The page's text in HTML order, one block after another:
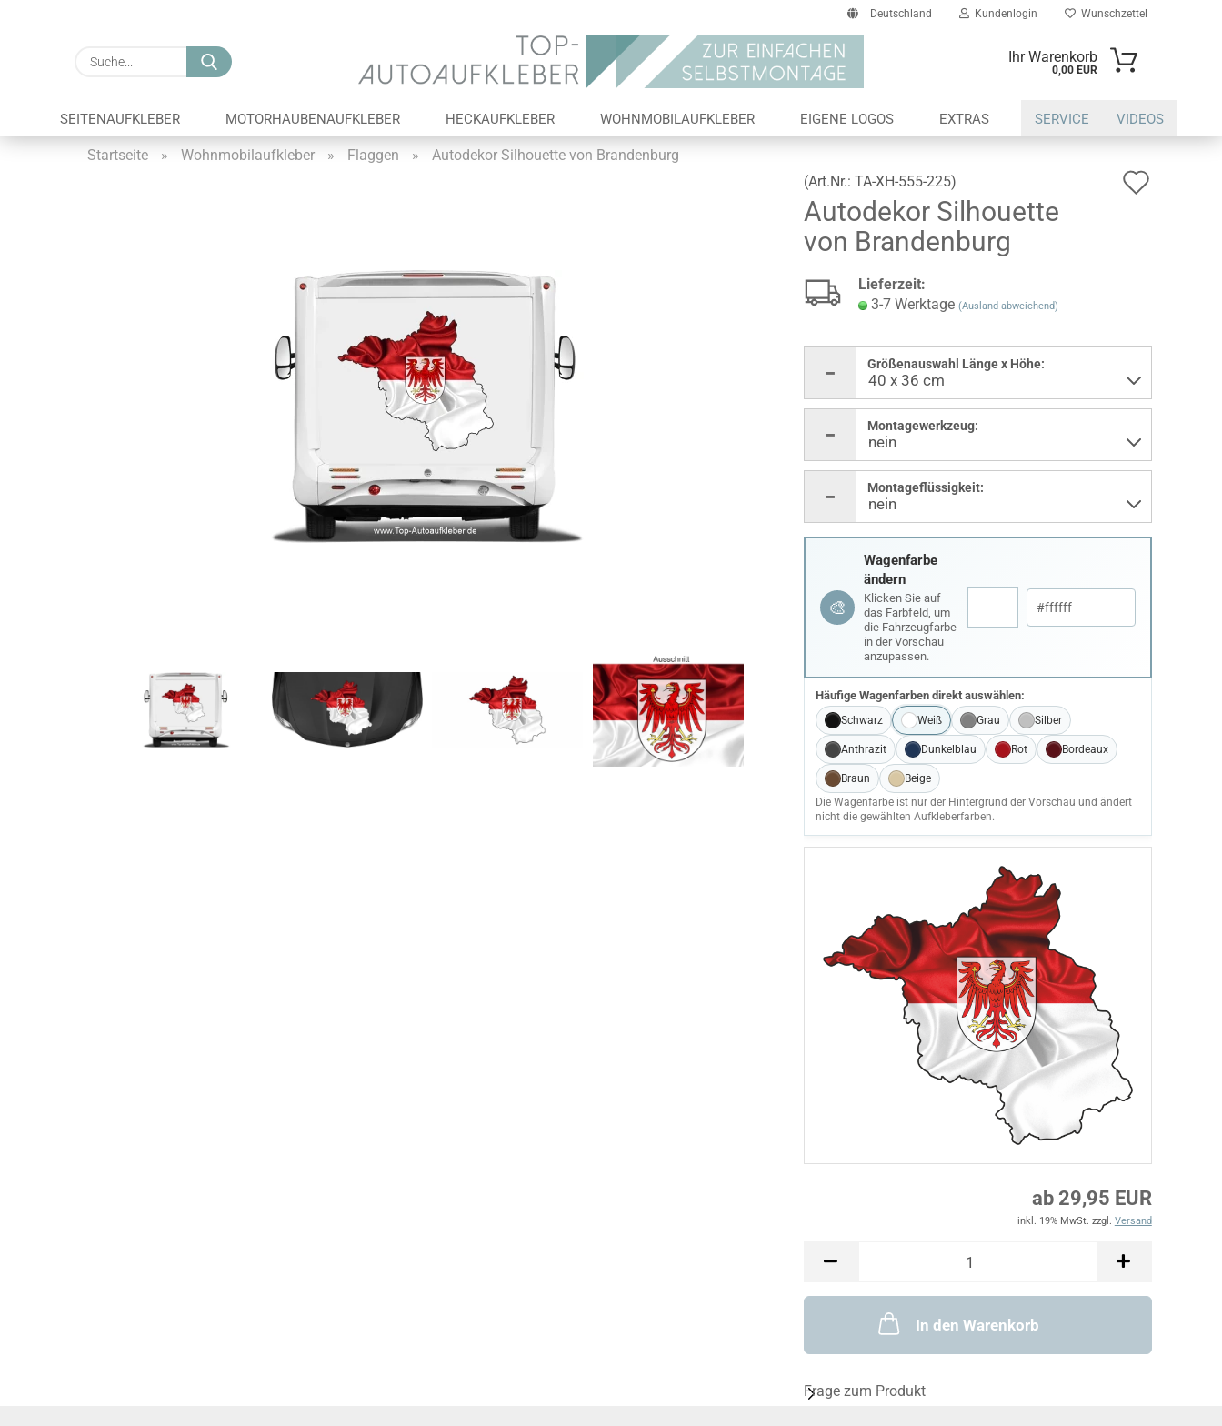
Deutschland
Lieferland
Kundenlogin
Konto erstellen
Passwort vergessen?
Wunschzettel
Suche... Ihr Warenkorb
0,00 EUR
SEITENAUFKLEBER MOTORHAUBENAUFKLEBER HECKAUFKLEBER WOHNMOBILAUFKLEBER EIGENE LOGOS EXTRAS SERVICE VIDEOS
Startseite » Wohnmobilaufkleber » Flaggen »
Autodekor Silhouette von Brandenburg
(Art.Nr.: TA-XH-555-225)
Autodekor Silhouette
von Brandenburg
Lieferzeit:
3-7 Werktage (Ausland abweichend)
Größenauswahl Länge x Höhe:
Montagewerkzeug:
Montageflüssigkeit:
🎨
Wagenfarbe
ändern
Klicken Sie auf
das Farbfeld, um
die Fahrzeugfarbe
in der Vorschau
anzupassen.
Häufige Wagenfarben direkt auswählen:
Schwarz Weiß Grau Silber
Anthrazit Dunkelblau Rot Bordeaux
Braun
Beige
Die Wagenfarbe ist nur der Hintergrund der Vorschau und ändert
nicht die gewählten Aufkleberfarben.
ab 29,95 EUR
inkl. 19% MwSt. zzgl. Versand
In den Warenkorb
Frage zum Produkt